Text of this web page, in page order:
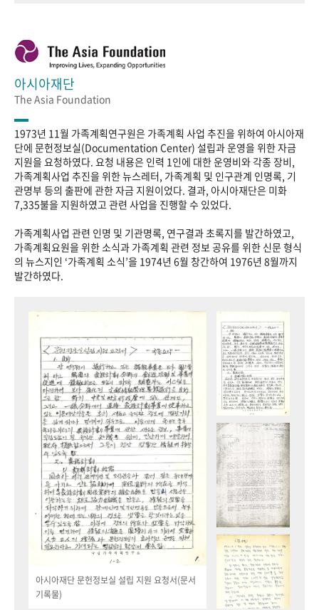
아시아재단
The Asia Foundation
1973년 11월 가족계획연구원은 가족계획 사업 추진을 위하여 아시아재
단에 문헌정보실(Documentation Center) 설립과 운영을 위한 자금
지원을 요청하였다. 요청 내용은 인력 1인에 대한 운영비와 각종 장비,
가족계획사업 추진을 위한 뉴스레터, 가족계획 및 인구관계 인명록, 기
관명부 등의 출판에 관한 자금 지원이었다. 결과, 아시아재단은 미화
7,335불을 지원하였고 관련 사업을 진행할 수 있었다.
가족계획사업 관련 인명 및 기관명록, 연구결과 초록지를 발간하였고,
가족계획요원을 위한 소식과 가족계획 관련 정보 공유를 위한 신문 형식
의 뉴스지인 ‘가족계획 소식’을 1974년 6월 창간하여 1976년 8월까지
발간하였다.
아시아재단 문헌정보실 설립 지원 요청서(문서
기록물)